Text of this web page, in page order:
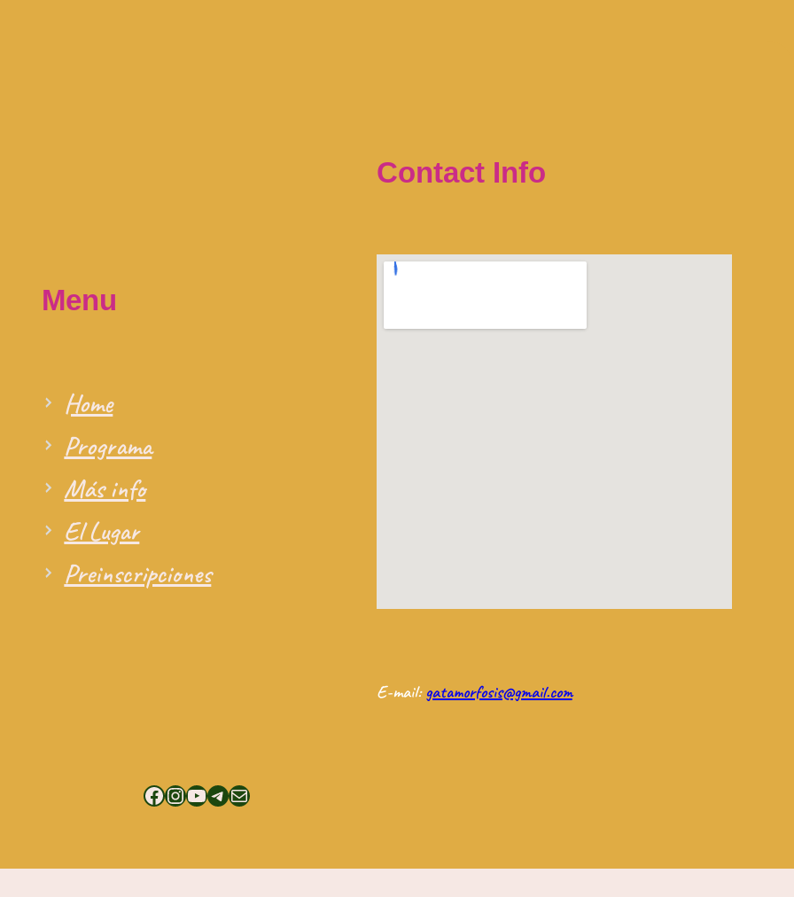
Menu
Home
Programa
Más info
El Lugar
Preinscripciones
Contact Info
E-mail: gatamorfosis@gmail.com
Facebook
Instagram
YouTube
Telegram
Mail